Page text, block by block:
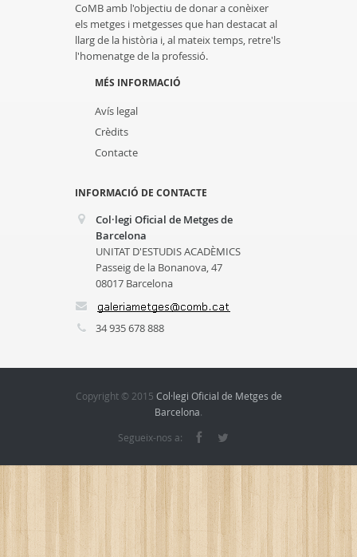
CoMB amb l'objectiu de donar a conèixer
els metges i metgesses que han destacat al
llarg de la història i, al mateix temps, retre'ls
l'homenatge de la professió.
MÉS INFORMACIÓ
Avís legal
Crèdits
Contacte
INFORMACIÓ DE CONTACTE
Col·legi Oficial de Metges de
Barcelona
UNITAT D'ESTUDIS ACADÈMICS
Passeig de la Bonanova, 47
08017 Barcelona
34 935 678 888
Copyright © 2015 Col·legi Oficial de Metges de
Barcelona.
Segueix-nos a: